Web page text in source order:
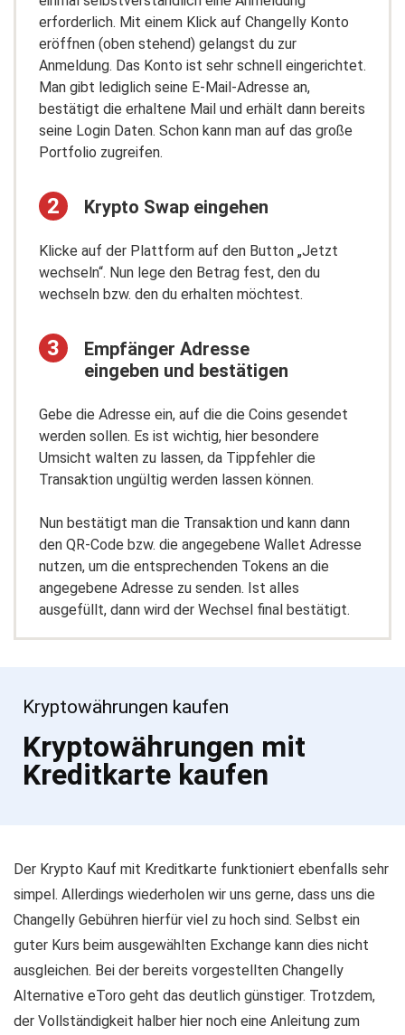
XEM (NEM)
Stellar Lumens (XLM)
Monero (XMR)
Bitcoin Rhodium (XRC)
Tezos (XTC)
Verge (XVG)
Zap (ZAP)
Zcash (ZEC)
Horizen (ZEN)
0x Protocol Token (ZRX)
erforderlich. Mit einem Klick auf Changelly Konto
eröffnen (oben stehend) gelangst du zur
Anmeldung. Das Konto ist sehr schnell eingerichtet.
Man gibt lediglich seine E-Mail-Adresse an,
bestätigt die erhaltene Mail und erhält dann bereits
seine Login Daten. Schon kann man auf das große
Portfolio zugreifen.
Krypto Swap eingehen
Klicke auf der Plattform auf den Button „Jetzt
wechseln“. Nun lege den Betrag fest, den du
wechseln bzw. den du erhalten möchtest.
Empfänger Adresse
eingeben und bestätigen
Gebe die Adresse ein, auf die die Coins gesendet
werden sollen. Es ist wichtig, hier besondere
Umsicht walten zu lassen, da Tippfehler die
Transaktion ungültig werden lassen können.
Nun bestätigt man die Transaktion und kann dann
den QR-Code bzw. die angegebene Wallet Adresse
nutzen, um die entsprechenden Tokens an die
angegebene Adresse zu senden. Ist alles
ausgefüllt, dann wird der Wechsel final bestätigt.
Kryptowährungen kaufen
Kryptowährungen mit
Kreditkarte kaufen
Der Krypto Kauf mit Kreditkarte funktioniert ebenfalls sehr
simpel. Allerdings wiederholen wir uns gerne, dass uns die
Changelly Gebühren hierfür viel zu hoch sind. Selbst ein
guter Kurs beim ausgewählten Exchange kann dies nicht
ausgleichen. Bei der bereits vorgestellten Changelly
Alternative eToro geht das deutlich günstiger. Trotzdem,
der Vollständigkeit halber hier noch eine Anleitung zum